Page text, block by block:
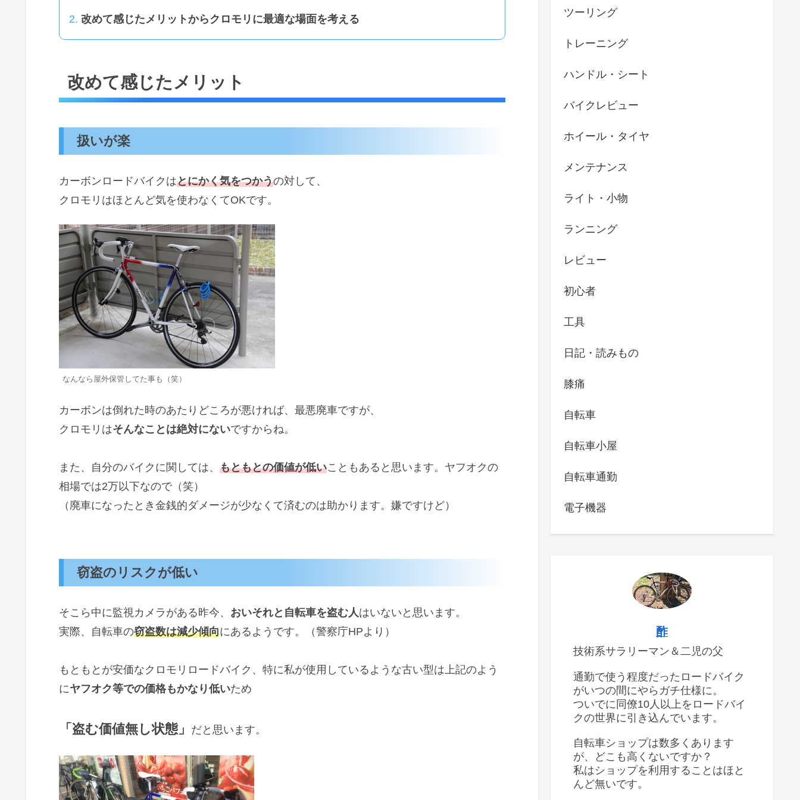
改めて感じたメリットからクロモリに最適な場面を考える
改めて感じたメリット
扱いが楽
カーボンロードバイクはとにかく気をつかうの対して、
クロモリはほとんど気を使わなくてOKです。
なんなら屋外保管してた事も（笑）
カーボンは倒れた時のあたりどころが悪ければ、最悪廃車ですが、
クロモリはそんなことは絶対にないですからね。
また、自分のバイクに関しては、 もともとの価値が低いこともあると思います。ヤフオクの
相場では2万以下なので（笑）
（廃車になったとき金銭的ダメージが少なくて済むのは助かります。嫌ですけど）
窃盗のリスクが低い
そこら中に監視カメラがある昨今、 おいそれと自転車を盗む人はいないと思います。
実際、自転車の窃盗数は減少傾向にあるようです。（警察庁HPより）
もともとが安価なクロモリロードバイク、特に私が使用しているような古い型は上記のよう
にヤフオク等での価格もかなり低いため
「盗む価値無し状態」 だと思います。
ツーリング
トレーニング
ハンドル・シート
バイクレビュー
ホイール・タイヤ
メンテナンス
ライト・小物
ランニング
レビュー
初心者
工具
日記・読みもの
膝痛
自転車
自転車小屋
自転車通勤
電子機器
酢
技術系サラリーマン＆二児の父
通勤で使う程度だったロードバイク
がいつの間にやらガチ仕様に。
ついでに同僚10人以上をロードバイ
クの世界に引き込んでいます。
自転車ショップは数多くあります
が、どこも高くないですか？
私はショップを利用することはほと
んど無いです。